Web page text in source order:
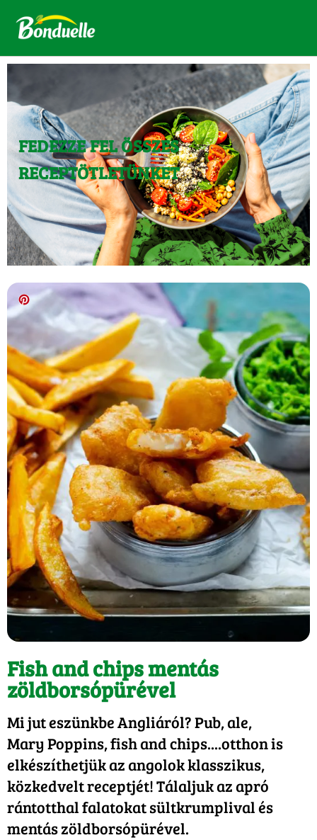
FEDEZZE FEL ÖSSZES
RECEPTÖTLETÜNKET
Fish and chips mentás
zöldborsópürével
Mi jut eszünkbe Angliáról? Pub, ale,
Mary Poppins, fish and chips....otthon is
elkészíthetjük az angolok klasszikus,
közkedvelt receptjét! Tálaljuk az apró
rántotthal falatokat sültkrumplival és
mentás zöldborsópürével.